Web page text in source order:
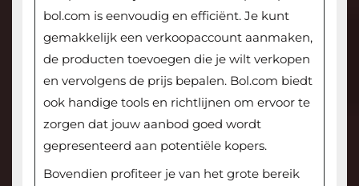
bol.com is eenvoudig en efficiënt. Je kunt
gemakkelijk een verkoopaccount aanmaken,
de producten toevoegen die je wilt verkopen
en vervolgens de prijs bepalen. Bol.com biedt
ook handige tools en richtlijnen om ervoor te
zorgen dat jouw aanbod goed wordt
gepresenteerd aan potentiële kopers.
Bovendien profiteer je van het grote bereik